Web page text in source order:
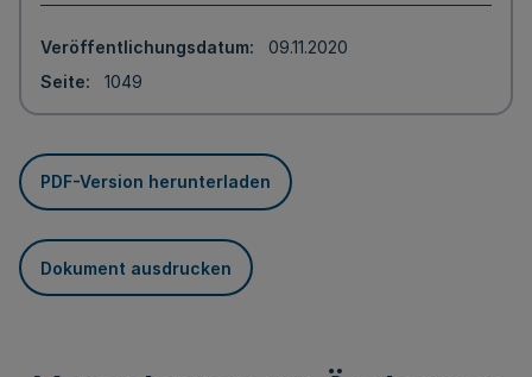
Veröffentlichungsdatum
09.11.2020
Seite
1049
PDF-Version herunterladen
Dokument ausdrucken